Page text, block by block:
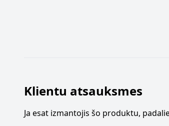
Klientu atsauksmes
Ja esat izmantojis šo produktu,